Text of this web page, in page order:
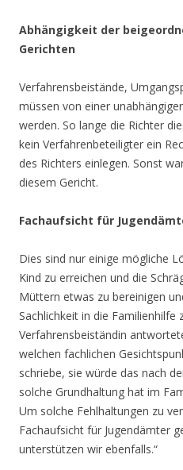
Abhängigkeit der
Gerichten
Verfahrensbeistände,
müssen von einer
werden. So lange die Richter
kein Verfahrenbeteiligter ein
des Richters einlegen. Sonst
diesem Gericht.
Fachaufsicht für
Dies sind nur einige mögliche
Kind zu erreichen und die
Müttern etwas zu bereinigen
Sachlichkeit in die Familienhilfe
Verfahrensbeiständin
welchen fachlichen
schriebe, sie würde das nach
solche Grundhaltung hat im
Um solche Fehlhaltungen zu
Fachaufsicht für Jugendämter
unterstützen wir ebenfalls.“